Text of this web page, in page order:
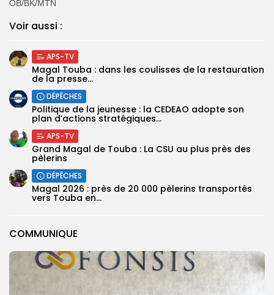
COMMUNIQUE
OB/BK/MTN
Voir aussi :
APS-TV
Magal Touba : dans les coulisses de la restauration
de la presse...
DÉPÊCHES
Politique de la jeunesse : la CEDEAO adopte son
plan d’actions stratégiques...
APS-TV
Grand Magal de Touba : La CSU au plus près des
pèlerins
DÉPÊCHES
Magal 2026 : près de 20 000 pèlerins transportés
vers Touba en...